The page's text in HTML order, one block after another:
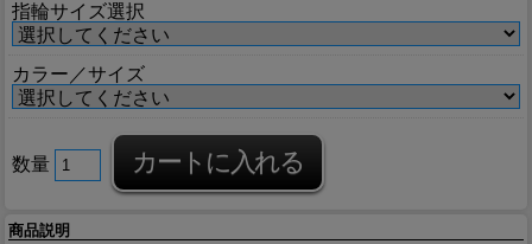
指輪サイズ選択
カラー／サイズ
数量
商品説明